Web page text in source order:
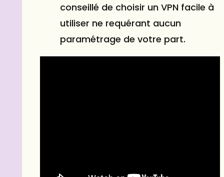
conseillé de choisir un VPN facile à
utiliser ne requérant aucun
paramétrage de votre part.